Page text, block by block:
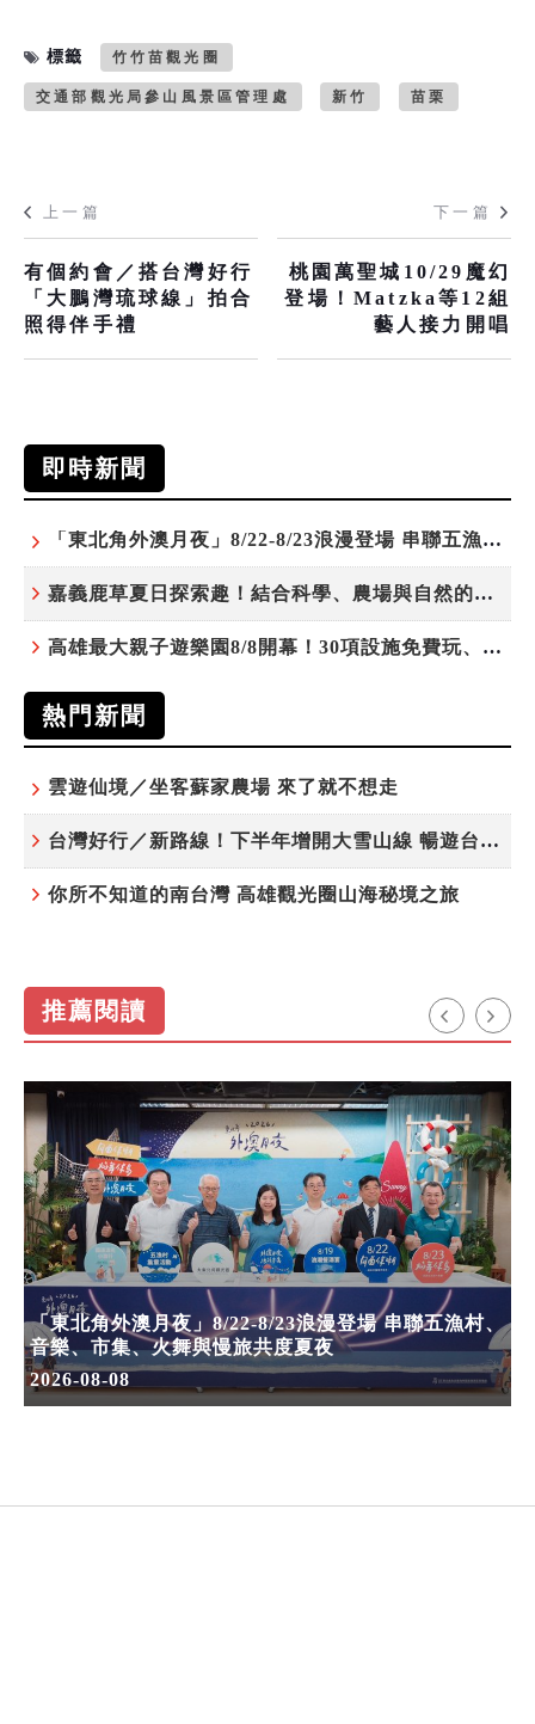
標籤 竹竹苗觀光圈
交通部觀光局參山風景區管理處 新竹 苗栗
上一篇
有個約會／搭台灣好行
「大鵬灣琉球線」拍合
照得伴手禮
下一篇
桃園萬聖城10/29魔幻
登場！Matzka等12組
藝人接力開唱
即時新聞
「東北角外澳月夜」8/22-8/23浪漫登場 串聯五漁村、音樂、市集、火舞與慢旅共度夏夜
嘉義鹿草夏日探索趣！結合科學、農場與自然的親子小旅行
高雄最大親子遊樂園8/8開幕！30項設施免費玩、YOYO家族嗨翻暑假
熱門新聞
雲遊仙境／坐客蘇家農場 來了就不想走
台灣好行／新路線！下半年增開大雪山線 暢遊台中更便利
你所不知道的南台灣 高雄觀光圈山海秘境之旅
推薦閱讀
「東北角外澳月夜」8/22-8/23浪漫登場 串聯五漁村、
音樂、市集、火舞與慢旅共度夏夜
2026-08-08